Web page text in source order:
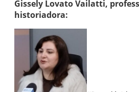
Gissely Lovato Vailatti,
historiadora: